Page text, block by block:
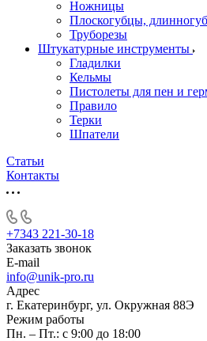
Ножницы
Плоскогубцы,
Труборезы
Штукатурные инструменты
Гладилки
Кельмы
Пистолеты для пен и
Правило
Терки
Шпатели
Статьи
Контакты
+7343 221-30-18
Заказать звонок
E-mail
info@unik-pro.ru
Адрес
г. Екатеринбург, ул. Окружная 88Э
Режим работы
Пн. – Пт.: с 9:00 до 18:00